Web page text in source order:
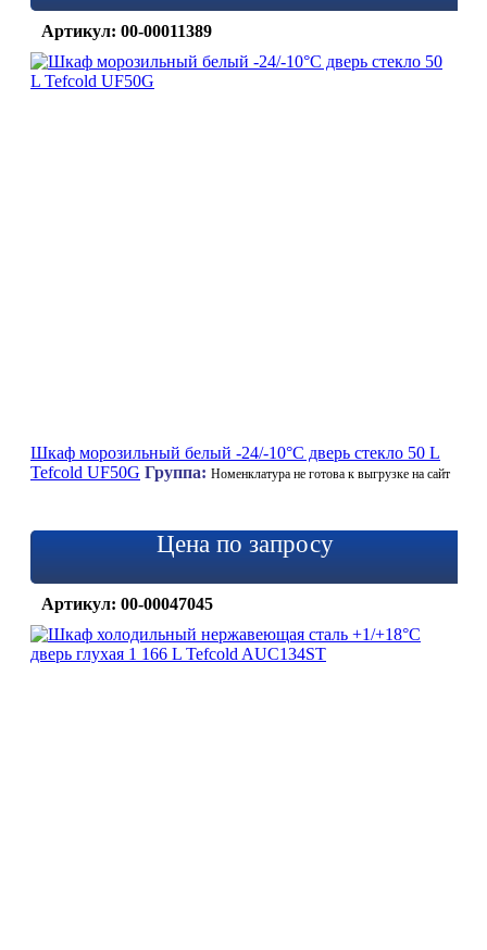
Артикул: 00-00011389
Шкаф морозильный белый -24/-10°C дверь стекло 50 L
Tefcold UF50G Группа: Номенклатура не готова к выгрузке на сайт
Цена по запросу
Артикул: 00-00047045